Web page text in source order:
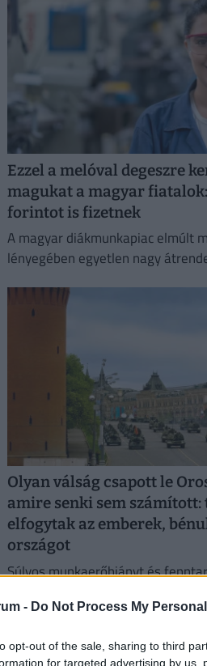
- Do Not Process My
opt-out of the sale, sharing to third
for targeted advertising by us,
Ezzel a melóval degeszre
magukat a magyar
forintot is fizetnek
A magyar diákmunkapiac elmúlt
lényegében egyetlen nagy
Olyan válság csapott le
amire senki sem számított:
elfogytak az emberek,
országot
Súlyos munkaerőhiányt és